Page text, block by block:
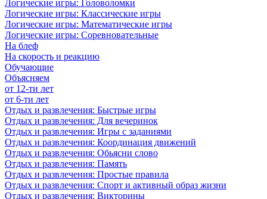
Логические игры: Головоломки
Логические игры: Классические игры
Логические игры: Математические игры
Логические игры: Соревновательные
На блеф
На скорость и реакцию
Обучающие
Объясняем
от 12-ти лет
от 6-ти лет
Отдых и развлечения: Быстрые игры
Отдых и развлечения: Для вечеринок
Отдых и развлечения: Игры с заданиями
Отдых и развлечения: Координация движений
Отдых и развлечения: Обьясни слово
Отдых и развлечения: Память
Отдых и развлечения: Простые правила
Отдых и развлечения: Спорт и активный образ жизни
Отдых и развлечения: Викторины